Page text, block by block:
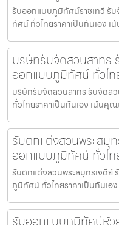
รับออกแบบภูมิทัศน์ราชเทวี รั
ทัศน์ ทั่วไทยราคาเป็นกันเอง
บริษัทรับจัดสวนสาทร
ออกแบบภูมิทัศน์ ทั่วไท
บริษัทรับจัดสวนสาทร รับจัด
ทั่วไทยราคาเป็นกันเอง เน้นคุ
รับตกแต่งสวนพระสมุ
ออกแบบภูมิทัศน์ ทั่วไท
รับตกแต่งสวนพระสมุทรเจดี
ภูมิทัศน์ ทั่วไทยราคาเป็นกันเ